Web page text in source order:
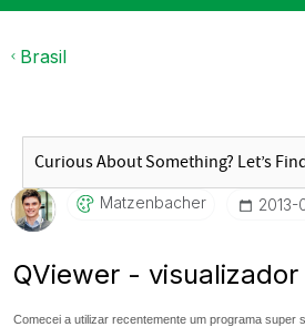
Brasil
Matzenbacher
QViewer -
Comecei a utilizar recentemente um programa super